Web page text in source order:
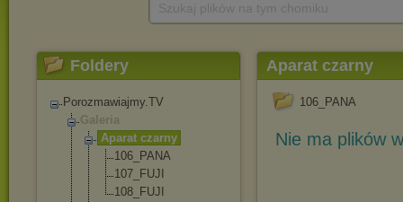
Foldery
Porozmawiajmy.TV
Galeria
Aparat czarny
106_PANA
107_FUJI
108_FUJI
Aparat czarny
106_PANA
Nie ma plików